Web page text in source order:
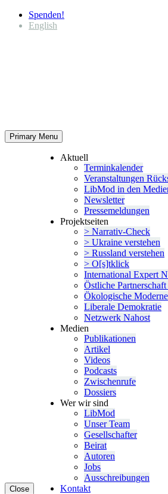
Spenden!
English
Primary Menu
Close
Aktuell
Termin­ka­lender
Veran­stal­tungen
LibMod in den
Newsletter
Presse­mel­dungen
Projekt­seiten
> Narrativ-Check
> Ukraine verstehen
> Russland verstehen
> O[s]tklick
Inter­na­tional Expert
Östliche
Ökolo­gische Moderne
Liberale Demokratie
Netzwerk Nahost
Medien
Publi­ka­tionen
Artikel
Videos
Podcasts
Zwischenrufe
Dossiers
Wer wir sind
LibMod
Unser Team
Gesell­schafter
Beirat
Autoren
Jobs
Ausschrei­bungen
Kontakt